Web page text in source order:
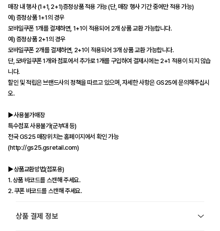
매장 내 행사 (1+1, 2+1)증정상품 적용 가능 (단, 매장 행사 기간 중에만 적용 가능)
예) 증정상품 1+1의 경우
모바일쿠폰 1개를 결제하면, 1+1이 적용되어 2개 상품 교환 가능합니다.
예) 증정상품 2+1의 경우
모바일쿠폰 2개를 결제하면, 2+1이 적용되어 3개 상품 교환 가능합니다.
단, 모바일쿠폰 1개와 점포에서 추가로 1개를 구입하여 결제시에는 2+1 적용이 되지 않습
니다.
할인 및 적립은 브랜드사의 정책을 따르고 있으며, 자세한 사항은 GS25에 문의해주십시
오.
▶사용불가매장
특수점포 사용불가(군부대 등)
전국 GS25 매장위치는 홈페이지에서 확인 가능
(http://gs25.gsretail.com)
▶상품교환방법(점포용)
1. 상품 바코드를 스캔해 주세요.
2. 쿠폰 바코드를 스캔해 주세요.
상품 결제 정보